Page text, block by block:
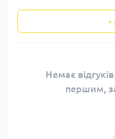
+
Немає
першим,